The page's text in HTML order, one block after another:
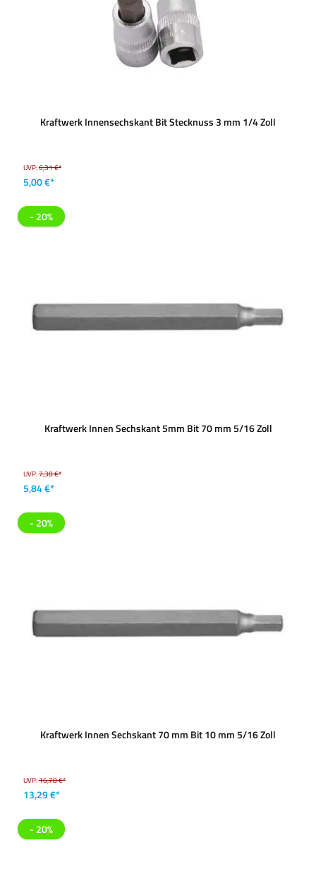
Kraftwerk Innensechskant Bit Stecknuss 3 mm 1/4 Zoll
UVP:6,31 €*
5,00 €*
- 20%
Kraftwerk Innen Sechskant 5mm Bit 70 mm 5/16 Zoll
UVP:7,38 €*
5,84 €*
- 20%
Kraftwerk Innen Sechskant 70 mm Bit 10 mm 5/16 Zoll
UVP:16,78 €*
13,29 €*
- 20%